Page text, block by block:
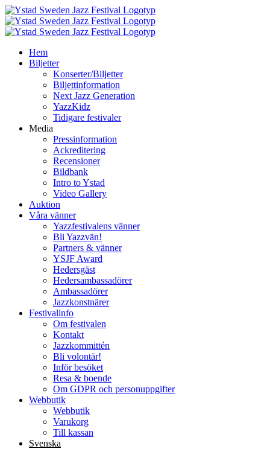
Fortsätt
till
innehållet
Hem
Biljetter
Konserter/Biljetter
Biljettinformation
Next Jazz Generation
YazzKidz
Tidigare festivaler
Media
Pressinformation
Ackreditering
Recensioner
Bildbank
Intro to Ystad
Video Gallery
Auktion
Våra vänner
Yazzfestivalens vänner
Bli Yazzvän!
Partners & vänner
YSJF Award
Hedersgäst
Hedersambassadörer
Ambassadörer
Jazzkonstnärer
Festivalinfo
Om festivalen
Kontakt
Jazzkommittén
Bli volontär!
Inför besöket
Resa & boende
Om GDPR och personuppgifter
Webbutik
Webbutik
Varukorg
Till kassan
Svenska